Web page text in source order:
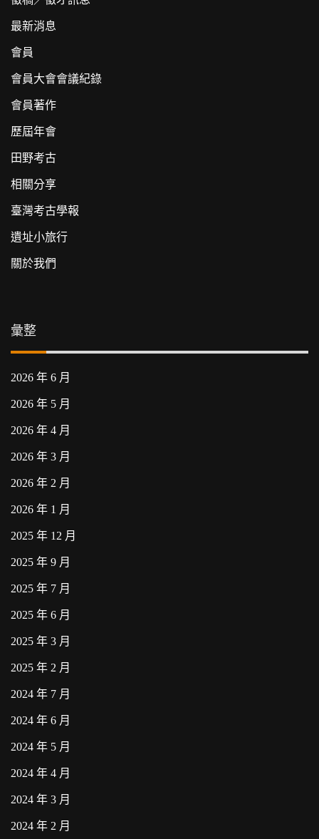
最新消息
會員
會員大會會議紀錄
會員著作
歷屆年會
田野考古
相關分享
臺灣考古學報
遺址小旅行
關於我們
彙整
2026 年 6 月
2026 年 5 月
2026 年 4 月
2026 年 3 月
2026 年 2 月
2026 年 1 月
2025 年 12 月
2025 年 9 月
2025 年 7 月
2025 年 6 月
2025 年 3 月
2025 年 2 月
2024 年 7 月
2024 年 6 月
2024 年 5 月
2024 年 4 月
2024 年 3 月
2024 年 2 月